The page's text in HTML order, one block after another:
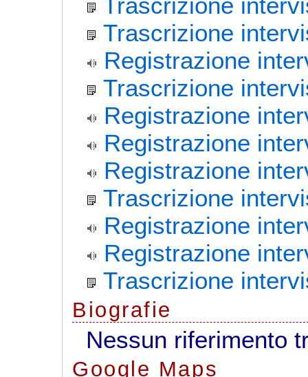
Trascrizione
Registrazione
Trascrizione
Registrazione
Registrazione
Registrazione
Trascrizione
Registrazione
Registrazione
Trascrizione
Biografie
Nessun riferimento
Goog e Maps